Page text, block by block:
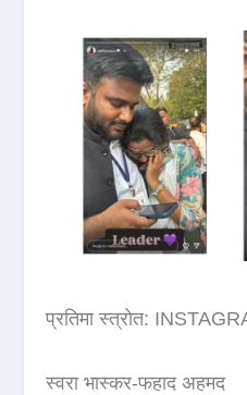
प्रतिमा स्त्रोत:
स्वरा भास्कर-फहाद अहमद